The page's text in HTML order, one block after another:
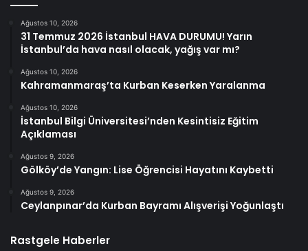
Ağustos 10, 2026
31 Temmuz 2026 İstanbul HAVA DURUMU! Yarın
İstanbul’da hava nasıl olacak, yağış var mı?
Ağustos 10, 2026
Kahramanmaraş’ta Kurban Keserken Yaralanma
Ağustos 10, 2026
İstanbul Bilgi Üniversitesi’nden Kesintisiz Eğitim
Açıklaması
Ağustos 9, 2026
Gölköy’de Yangın: Lise Öğrencisi Hayatını Kaybetti
Ağustos 9, 2026
Ceylanpınar’da Kurban Bayramı Alışverişi Yoğunlaştı
Rastgele Haberler